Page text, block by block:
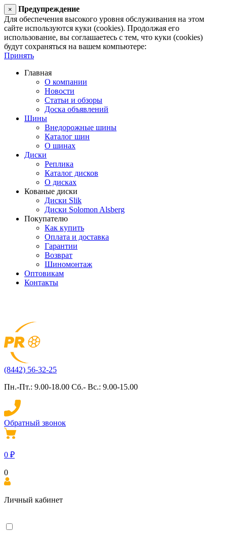
×
Предупреждение
Для обеспечения высокого уровня обслуживания на этом
сайте используются куки (cookies). Продолжая его
использование, вы соглашаетесь с тем, что куки (cookies)
будут сохраняться на вашем компьютере:
Принять
Главная
О компании
Новости
Статьи и обзоры
Доска объявлений
Шины
Внедорожные шины
Каталог шин
О шинах
Диски
Реплика
Каталог дисков
О дисках
Кованые диски
Диски Slik
Диски Solomon Alsberg
Покупателю
Как купить
Оплата и доставка
Гарантии
Возврат
Шиномонтаж
Оптовикам
Контакты
(8442) 56-32-25
Пн.-Пт.: 9.00-18.00 Сб.- Вс.: 9.00-15.00
Обратный звонок
0 ₽
0
Личный кабинет